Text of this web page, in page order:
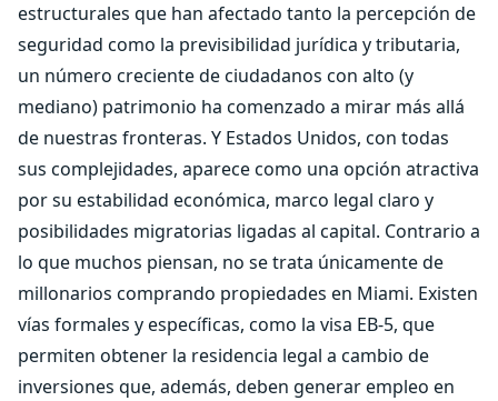
estructurales que han afectado tanto la percepción de
seguridad como la previsibilidad jurídica y tributaria,
un número creciente de ciudadanos con alto (y
mediano) patrimonio ha comenzado a mirar más allá
de nuestras fronteras. Y Estados Unidos, con todas
sus complejidades, aparece como una opción atractiva
por su estabilidad económica, marco legal claro y
posibilidades migratorias ligadas al capital. Contrario a
lo que muchos piensan, no se trata únicamente de
millonarios comprando propiedades en Miami. Existen
vías formales y específicas, como la visa EB-5, que
permiten obtener la residencia legal a cambio de
inversiones que, además, deben generar empleo en